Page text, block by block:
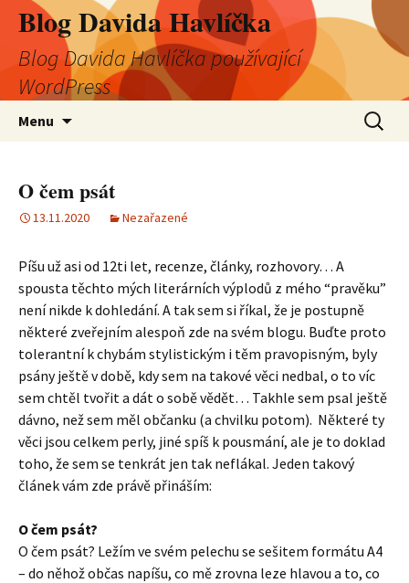
Blog Davida Havlíčka
Blog Davida Havlíčka používající
WordPress
Menu
O čem psát
13.11.2020 Nezařazené
Píšu už asi od 12ti let, recenze, články, rozhovory… A
spousta těchto mých literárních výplodů z mého “pravěku”
není nikde k dohledání. A tak sem si říkal, že je postupně
některé zveřejním alespoň zde na svém blogu. Buďte proto
tolerantní k chybám stylistickým i těm pravopisným, byly
psány ještě v době, kdy sem na takové věci nedbal, o to víc
sem chtěl tvořit a dát o sobě vědět… Takhle sem psal ještě
dávno, než sem měl občanku (a chvilku potom). Některé ty
věci jsou celkem perly, jiné spíš k pousmání, ale je to doklad
toho, že sem se tenkrát jen tak neflákal. Jeden takový
článek vám zde právě přináším:
O čem psát?
O čem psát? Ležím ve svém pelechu se sešitem formátu A4
– do něhož občas napíšu, co mě zrovna leze hlavou a to, co